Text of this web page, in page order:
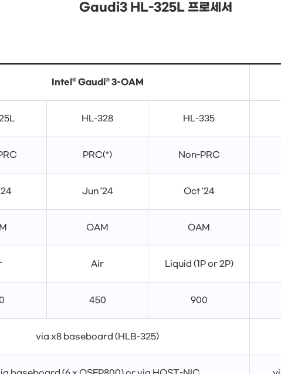
Gaudi3 HL-325L 프로세서
Intel® Gaudi® 3-OAM
HL-328 HL-335
PRC(*) Non-PRC
Jun ‘24 Oct ‘24
OAM OAM
Air Liquid (1P or 2P)
450 900
via x8 baseboard (HLB-325)